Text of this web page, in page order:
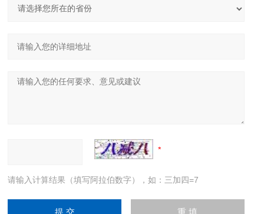
请输入计算结果（填写阿拉伯数字），如：三加四=7